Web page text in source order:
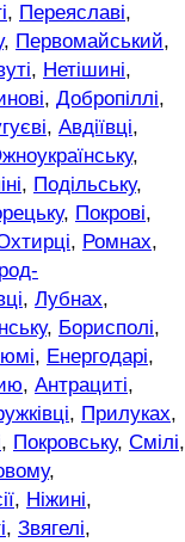
, Переяславі,
, Первомайський,
, Нетішині,
, Добропіллі,
, Авдіївці,
,
, Подільську,
, Покрові,
, Ромнах,
, Лубнах,
, Борисполі,
, Енергодарі,
, Антрациті,
, Прилуках,
, Покровську, Смілі,
,
, Ніжині,
, Звягелі,